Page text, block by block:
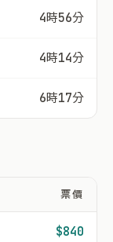
4時56分
4時14分
6時17分
票價
$840